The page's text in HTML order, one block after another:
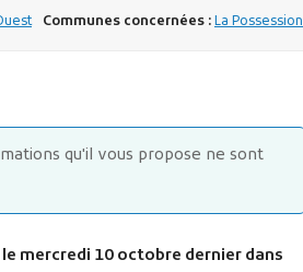
Communes concernées :La Possession
qu'il vous propose ne sont
mercredi 10 octobre dernier dans